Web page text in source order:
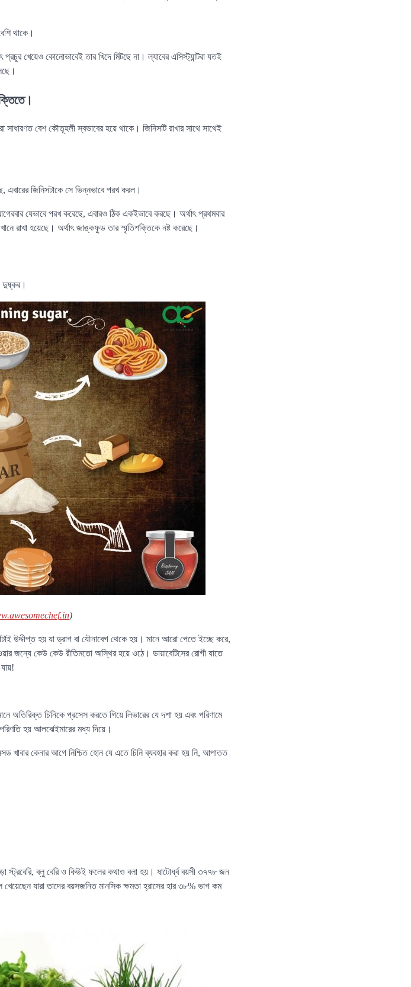
থাকে।
খেয়েও কোনোভাবেই তার খিদে মিটছে না। ল্যাবের এসিস্ট্যান্টরা যতই
বেশ কৌতূহলী স্বভাবের হয়ে থাকে। জিনিসটি রাখার সাথে সাথেই
এবারের জিনিসটাকে সে ভিন্নভাবে পরখ করল।
যেভাবে পরখ করেছে, এবারও ঠিক একইভাবে করছে। অর্থাৎ প্রথমবার
রাখা হয়েছে। অর্থাৎ জাঙ্কফুড তার স্মৃতিশক্তিকে নষ্ট করেছে।
দুষ্কর।
)
উদ্দীপ্ত হয় যা ড্রাগ বা যৌনাবেগ থেকে হয়। মানে আরো পেতে ইচ্ছে করে,
জন্যে কেউ কেউ রীতিমতো অস্থির হয়ে ওঠে। ডায়াবেটিসের রোগী যাতে
অতিরিক্ত চিনিকে প্রসেস করতে গিয়ে লিভারের যে দশা হয় এবং পরিণামে
হয় আলঝেইমারের মধ্য দিয়ে।
খাবার কেনার আগে নিশ্চিত হোন যে এতে চিনি ব্যবহার করা হয় নি, আপাতত
স্ট্রবেরি, ব্লু বেরি ও কিউই ফলের কথাও বলা হয়। ষাটোর্ধ্ব বয়সী ৩৭৭৮ জন
যারা তাদের বয়সজনিত মানসিক ক্ষমতা হ্রাসের হার ৩৮% ভাগ কম